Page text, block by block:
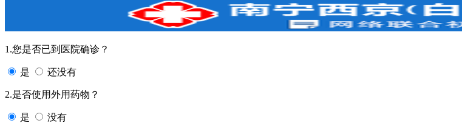
1.您是否已到医院确诊？
是 还没有
2.是否使用外用药物？
是 没有